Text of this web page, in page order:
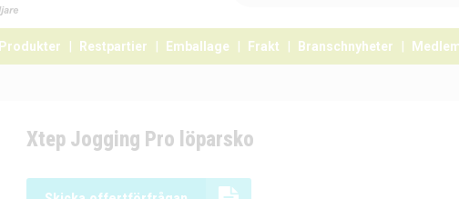
Produkter Restpartier Emballage Frakt Branschnyheter
Xtep Jogging Pro löparsko